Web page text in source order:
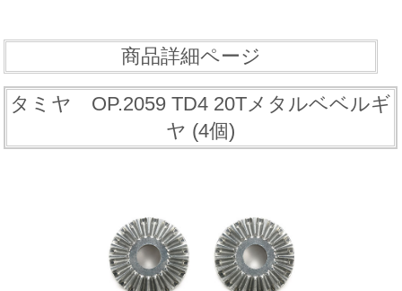
商品詳細ページ
タミヤ OP.2059 TD4 20Tメタルベベルギ
ヤ (4個)